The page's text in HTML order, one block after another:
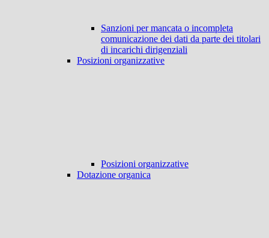
Sanzioni per mancata o incompleta
comunicazione dei dati da parte dei titolari
di incarichi dirigenziali
Posizioni organizzative
Posizioni organizzative
Dotazione organica